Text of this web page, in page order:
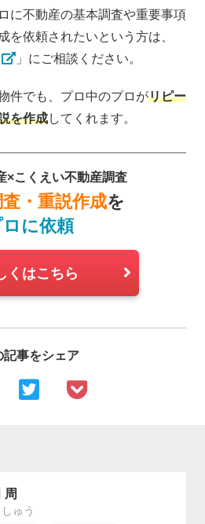
に不動産の基本調査や重要事項
を依頼されたいという方は、
」にご相談ください。
件でも、プロ中のプロがリピー
を作成してくれます。
×こくえい不動産調査
・重説作成を
ロに依頼
くはこちら
記事をシェア
周
ゅう